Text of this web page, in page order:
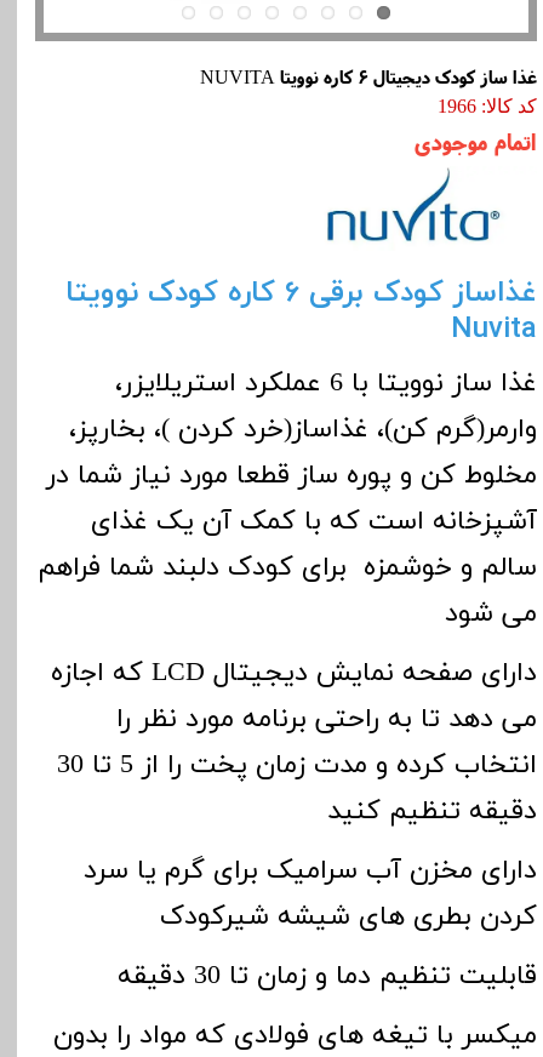
غذا ساز کودک دیجیتال 6 کاره نوویتا NUVITA
کد کالا: 1966
اتمام موجودی
غذاساز کودک برقی 6 کاره کودک نوویتا
Nuvita
غذا ساز نوویتا با 6 عملکرد استریلایزر،
وارمر(گرم کن)، غذاساز(خرد کردن )، بخارپز،
مخلوط کن و پوره ساز قطعا مورد نیاز شما در
آشپزخانه است که با کمک آن یک غذای
سالم و خوشمزه برای کودک دلبند شما فراهم
می شود
دارای صفحه نمایش دیجیتال LCD که اجازه
می دهد تا به راحتی برنامه مورد نظر را
انتخاب کرده و مدت زمان پخت را از 5 تا 30
دقیقه تنظیم کنید
دارای مخزن آب سرامیک برای گرم یا سرد
کردن بطری های شیشه شیرکودک
قابلیت تنظیم دما و زمان تا 30 دقیقه
میکسر با تیغه های فولادی که مواد را بدون